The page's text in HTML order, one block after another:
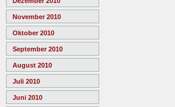
November 2010
Oktober 2010
September 2010
August 2010
Juli 2010
Juni 2010